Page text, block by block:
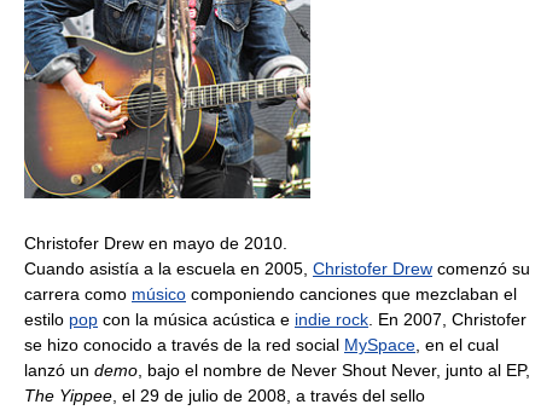
Christofer Drew en mayo de 2010.
Cuando asistía a la escuela en 2005, Christofer Drew comenzó su
carrera como músico componiendo canciones que mezclaban el
estilo pop con la música acústica e indie rock. En 2007, Christofer
se hizo conocido a través de la red social MySpace, en el cual
lanzó un demo, bajo el nombre de Never Shout Never, junto al EP,
The Yippee, el 29 de julio de 2008, a través del sello